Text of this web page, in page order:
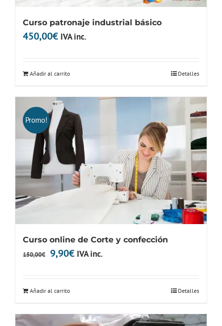
Curso patronaje industrial básico
450,00€ IVA inc.
Añadir al carrito Detalles
Promo!
Curso online de Corte y confección
150,00€
El
150,00€.
9,90€El
9,90€.
IVA inc.
Añadir al carrito Detalles